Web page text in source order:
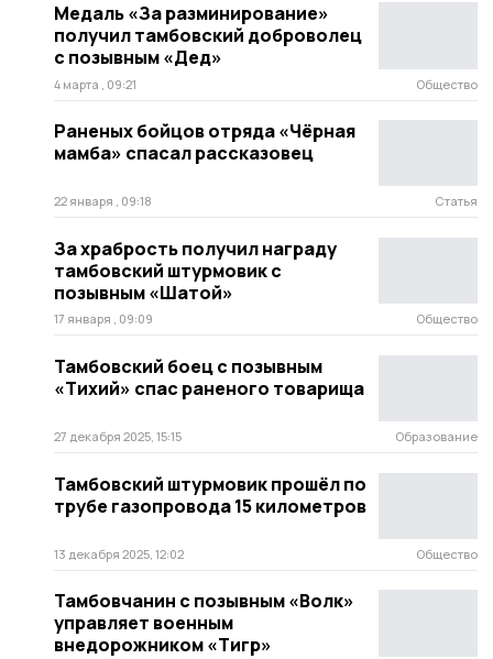
Медаль «За разминирование»
получил тамбовский доброволец
с позывным «Дед»
4 марта , 09:21 Общество
Раненых бойцов отряда «Чёрная
мамба» спасал рассказовец
22 января , 09:18 Статья
За храбрость получил награду
тамбовский штурмовик с
позывным «Шатой»
17 января , 09:09 Общество
Тамбовский боец с позывным
«Тихий» спас раненого товарища
27 декабря 2025, 15:15 Образование
Тамбовский штурмовик прошёл по
трубе газопровода 15 километров
13 декабря 2025, 12:02 Общество
Тамбовчанин с позывным «Волк»
управляет военным
внедорожником «Тигр»